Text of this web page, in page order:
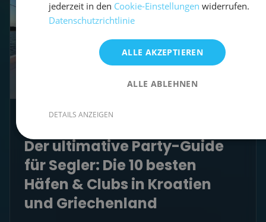
Der ultimative Party-Guide
für Segler: Die 10 besten
Häfen & Clubs in Kroatien
und Griechenland
jederzeit in den Cookie-Einstellungen widerrufen.
Datenschutzrichtlinie
ALLE AKZEPTIEREN
ALLE ABLEHNEN
DETAILS ANZEIGEN